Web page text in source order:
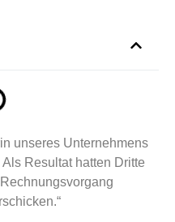
unseres Unternehmens
Resultat hatten Dritte